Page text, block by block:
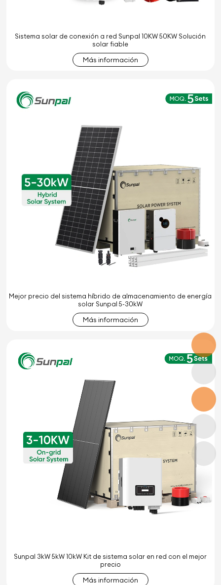
Sistema solar de conexión a red Sunpal 10KW 50KW Solución
solar fiable
Más información
Mejor precio del sistema híbrido de almacenamiento de energía
solar Sunpal 5-30kW
Más información
Sunpal 3kW 5kW 10kW Kit de sistema solar en red con el mejor
precio
Más información